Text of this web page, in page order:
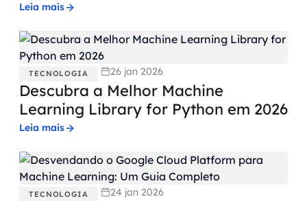
Leia mais
TECNOLOGIA 26 jan 2026
Descubra a Melhor Machine
Learning Library for Python em 2026
Leia mais
TECNOLOGIA 24 jan 2026